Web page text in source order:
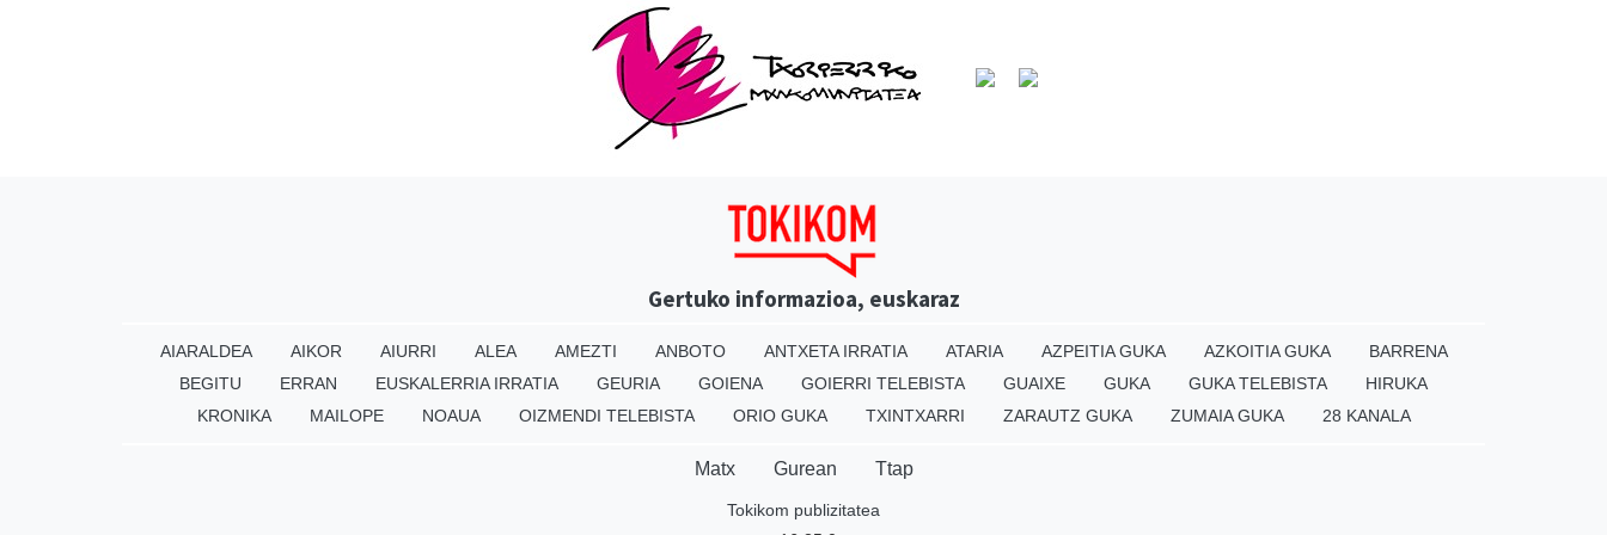
Gertuko informazioa, euskaraz
AIARALDEA AIKOR AIURRI ALEA AMEZTI ANBOTO ANTXETA IRRATIA ATARIA AZPEITIA GUKA AZKOITIA GUKA
BARRENA
BEGITU
ERRAN EUSKALERRIA IRRATIA GEURIA GOIENA GOIERRI TELEBISTA GUAIXE GUKA GUKA TELEBISTA
HIRUKA
KRONIKA
MAILOPE NOAUA OIZMENDI TELEBISTA ORIO GUKA TXINTXARRI ZARAUTZ GUKA ZUMAIA GUKA 28 KANALA
Matx Gurean Ttap
Tokikom publizitatea